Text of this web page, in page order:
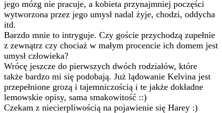
jego mózg nie pracuje, a kobieta przynajmniej poczęści
wytworzona przez jego umysł nadal żyje, chodzi, oddycha
itd.
Barzdo mnie to intryguje. Czy goście przychodzą zupełnie
z zewnątrz czy chociaż w małym procencie ich domem jest
umysł człowieka?
Wrócę jeszcze do pierwszych dwóch rodziałów, które
także bardzo mi się podobają. Już lądowanie Kelvina jest
przepełnione grozą i tajemniczością i te jakże dokładne
lemowskie opisy, sama smakowitość ::)
Czekam z niecierpliwością na pojawienie się Harey :)